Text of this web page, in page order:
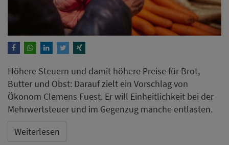
Höhere Steuern und damit höhere Preise für Brot,
Butter und Obst: Darauf zielt ein Vorschlag von
Ökonom Clemens Fuest. Er will Einheitlichkeit bei der
Mehrwertsteuer und im Gegenzug manche entlasten.
Weiterlesen